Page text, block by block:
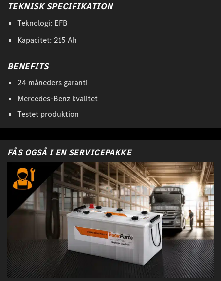
TEKNISK SPECIFIKATION
Teknologi: EFB
Kapacitet: 215 Ah
BENEFITS
24 måneders garanti
Mercedes-Benz kvalitet
Testet produktion
FÅS OGSÅ I EN SERVICEPAKKE